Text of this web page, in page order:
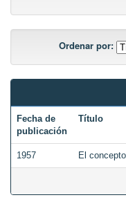
Ordenar por:
Fecha de
publicación
Título
1957 El